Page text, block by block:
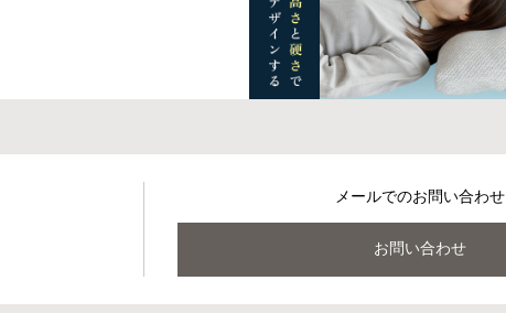
メールでのお問い合わせ
お問い合わせ